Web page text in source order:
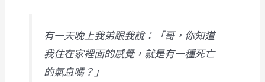
有一天晚上我弟跟我說：「哥，你知道
我住在家裡面的感覺，就是有一種死亡
的氣息嗎？」